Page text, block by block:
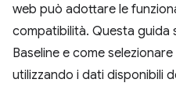
web può adottare le
compatibilità. Questa guida
Baseline e come
utilizzando i dati disponibili